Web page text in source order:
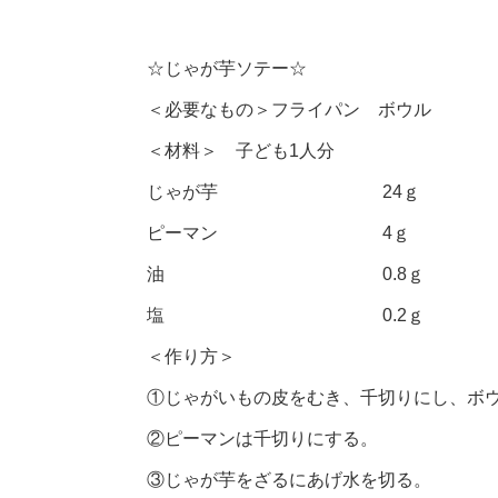
☆じゃが芋ソテー☆
＜必要なもの＞フライパン ボウル
＜材料＞ 子ども1人分
じゃが芋 24ｇ
ピーマン 4ｇ
油 0.8ｇ
塩 0.2ｇ
＜作り方＞
①じゃがいもの皮をむき、千切りにし、ボ
②ピーマンは千切りにする。
③じゃが芋をざるにあげ水を切る。